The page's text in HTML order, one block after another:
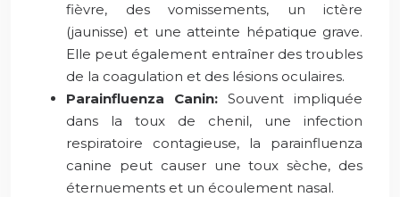
fièvre, des vomissements, un ictère
(jaunisse) et une atteinte hépatique grave.
Elle peut également entraîner des troubles
de la coagulation et des lésions oculaires.
Parainfluenza Canin: Souvent impliquée
dans la toux de chenil, une infection
respiratoire contagieuse, la parainfluenza
canine peut causer une toux sèche, des
éternuements et un écoulement nasal.